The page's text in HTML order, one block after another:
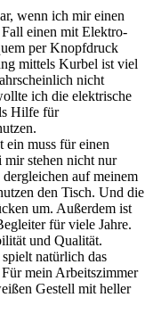
wenn ich mir einen
einen mit Elektro-
per Knopfdruck
mittels Kurbel ist viel
nicht
ich die elektrische
Hilfe für
ein muss für einen
mir stehen nicht nur
auf meinem
den Tisch. Und die
um. Außerdem ist
für viele Jahre.
und Qualität.
natürlich das
mein Arbeitszimmer
Gestell mit heller